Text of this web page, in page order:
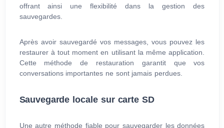
offrant ainsi une flexibilité dans la gestion des
sauvegardes.
Après avoir sauvegardé vos messages, vous pouvez les
restaurer à tout moment en utilisant la même application.
Cette méthode de restauration garantit que vos
conversations importantes ne sont jamais perdues.
Sauvegarde locale sur carte SD
Une autre méthode fiable pour sauvegarder les données